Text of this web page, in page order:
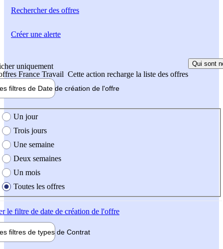
Rechercherdes offres
uniquement
France Travail Cette action recharge la liste des offres
Qui sont
filtres de Date de création de l'offre
création de l'offre
Un jour
Trois jours
Une semaine
Deux semaines
Un mois
Toutes les offres
le filtre de date de création de l'offre
filtres de types de Contrat
Créer une alerte